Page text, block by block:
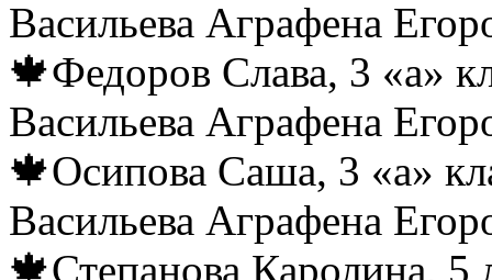
Васильева Аграфена
🍁Федоров Слава, 3 «а»
Васильева Аграфена
🍁Осипова Саша, 3 «а»
Васильева Аграфена
🍁Степанова Каролина,